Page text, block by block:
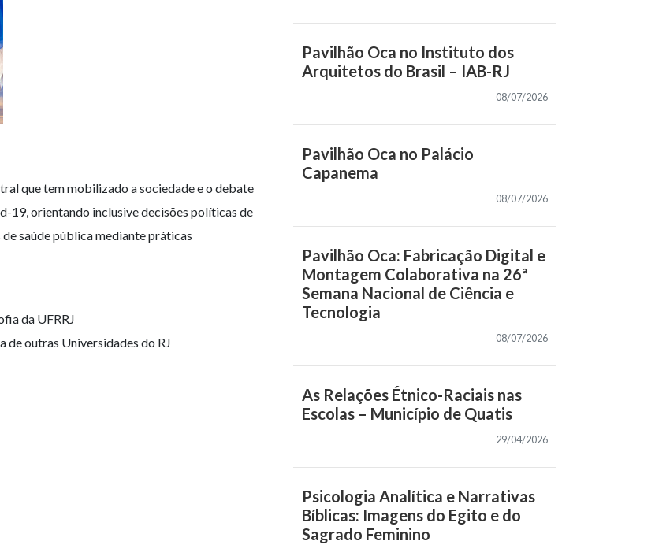
que tem mobilizado a sociedade e o debate
19, orientando inclusive decisões políticas de
saúde pública mediante práticas
da UFRRJ
de outras Universidades do RJ
Pavilhão Oca no Instituto dos
Arquitetos do Brasil – IAB-RJ
08/07/2026
Pavilhão Oca no Palácio
Capanema
08/07/2026
Pavilhão Oca: Fabricação Digital e
Montagem Colaborativa na 26ª
Semana Nacional de Ciência e
Tecnologia
08/07/2026
As Relações Étnico-Raciais nas
Escolas – Município de Quatis
29/04/2026
Psicologia Analítica e Narrativas
Bíblicas: Imagens do Egito e do
Sagrado Feminino